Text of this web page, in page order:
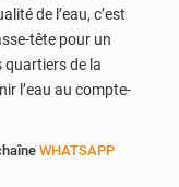
de l’eau, c’est
tête pour un
quartiers de la
l’eau au compte-
WHATSAPP